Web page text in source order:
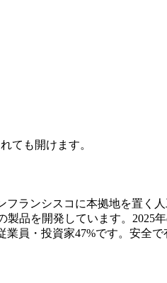
ても開けます。
ランシスコに本拠地を置く
製品を開発しています。
員・投資家47%です。安全